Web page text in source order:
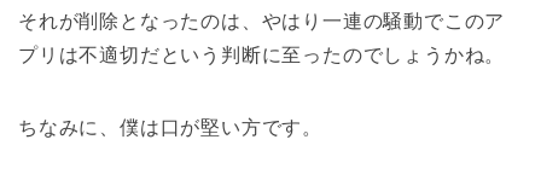
それが削除となったのは、やはり一連の騒動でこのア
プリは不適切だという判断に至ったのでしょうかね。
ちなみに、僕は口が堅い方です。